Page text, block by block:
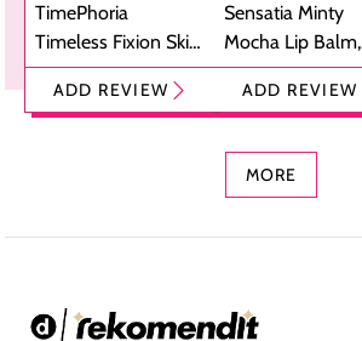
TimePhoria
Timeless Fixion Skin
Tint Stick,
Foundation dan
ADD REVIEW
Sensatia Minty
Mocha Lip Balm,
Pelembap Bibir
dengan Aroma
ADD REVIEW
MORE